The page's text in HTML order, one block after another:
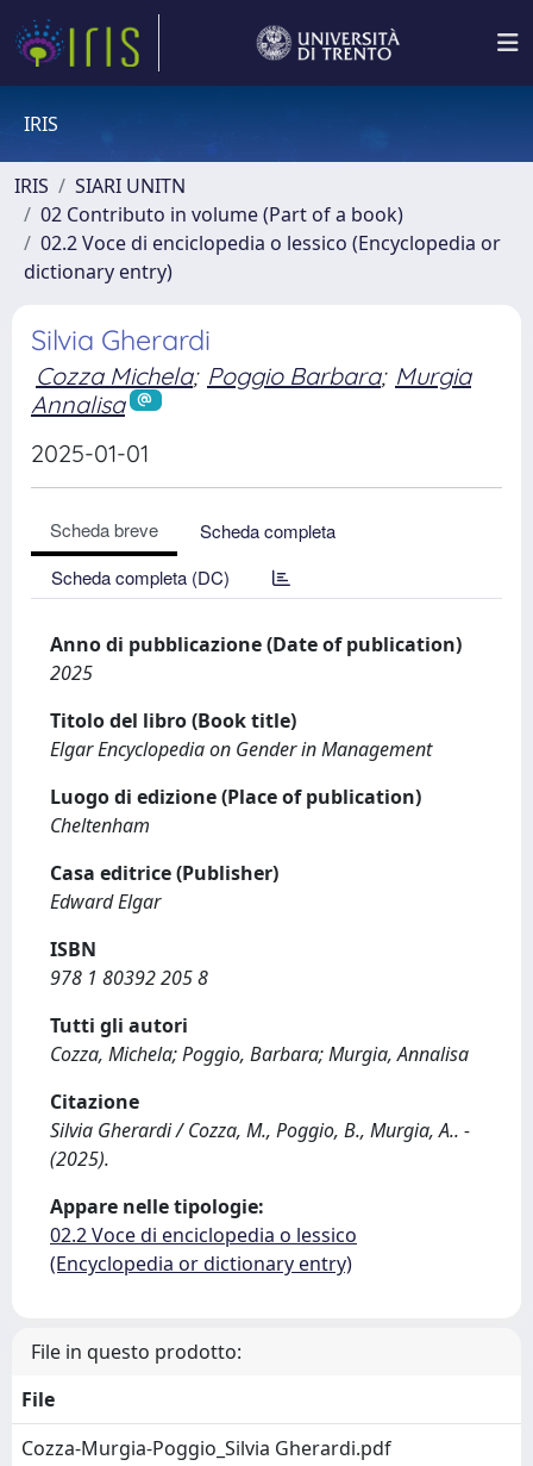
IRIS
IRIS
SIARI UNITN
02 Contributo in volume (Part of a book)
02.2 Voce di enciclopedia o lessico (Encyclopedia or
dictionary entry)
Silvia Gherardi
Cozza Michela; Poggio Barbara; Murgia
Annalisa
2025-01-01
Scheda breve
Scheda completa
Scheda completa (DC)
Anno di pubblicazione (Date of publication)
2025
Titolo del libro (Book title)
Elgar Encyclopedia on Gender in Management
Luogo di edizione (Place of publication)
Cheltenham
Casa editrice (Publisher)
Edward Elgar
ISBN
978 1 80392 205 8
Tutti gli autori
Cozza, Michela; Poggio, Barbara; Murgia, Annalisa
Citazione
Silvia Gherardi / Cozza, M., Poggio, B., Murgia, A.. -
(2025).
Appare nelle tipologie:
02.2 Voce di enciclopedia o lessico
(Encyclopedia or dictionary entry)
File in questo prodotto:
File
Cozza-Murgia-Poggio_Silvia Gherardi.pdf